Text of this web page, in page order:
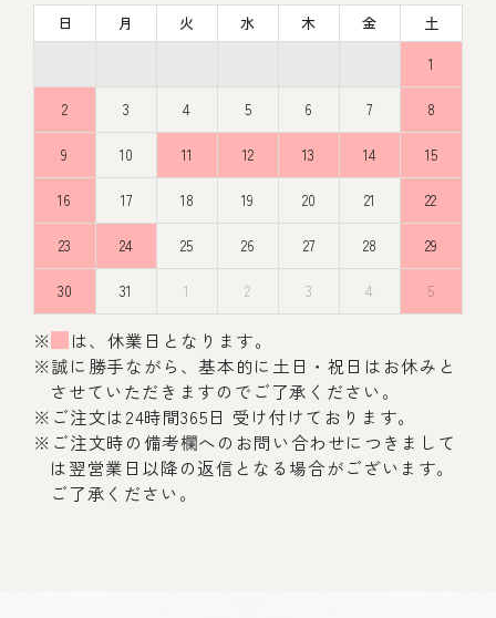
日 月 火 水 木 金
土
1
2 3 4 5 6 7 8
9 10 11 12 13 14 15
16 17 18 19 20 21 22
23 24 25 26 27 28 29
30 31 1 2 3 4 5
※
は、休業日となります。
※誠に勝手ながら、基本的に土日・祝日はお休みと
させていただきますのでご了承ください。
※ご注文は24時間365日 受け付けております。
※ご注文時の備考欄へのお問い合わせにつきまして
は翌営業日以降の返信となる場合がございます。
ご了承ください。